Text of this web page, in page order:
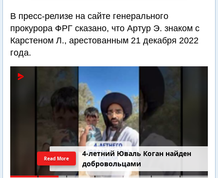
В пресс-релизе на сайте генерального
прокурора ФРГ сказано, что Артур Э. знаком с
Карстеном Л., арестованным 21 декабря 2022
года.
4-летний Юваль Коган найден
добровольцами
Read More